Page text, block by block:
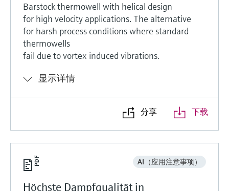
Barstock thermowell with helical design
for high velocity applications. The alternative
for harsh process conditions where standard
thermowells
fail due to vortex induced vibrations.
显示详情
分享 下载
AI（应用注意事项）
Höchste Dampfqualität in